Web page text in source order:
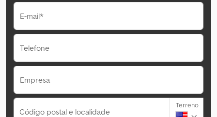
E-mail*
Telefone
Empresa
Código postal e localidade
Terreno